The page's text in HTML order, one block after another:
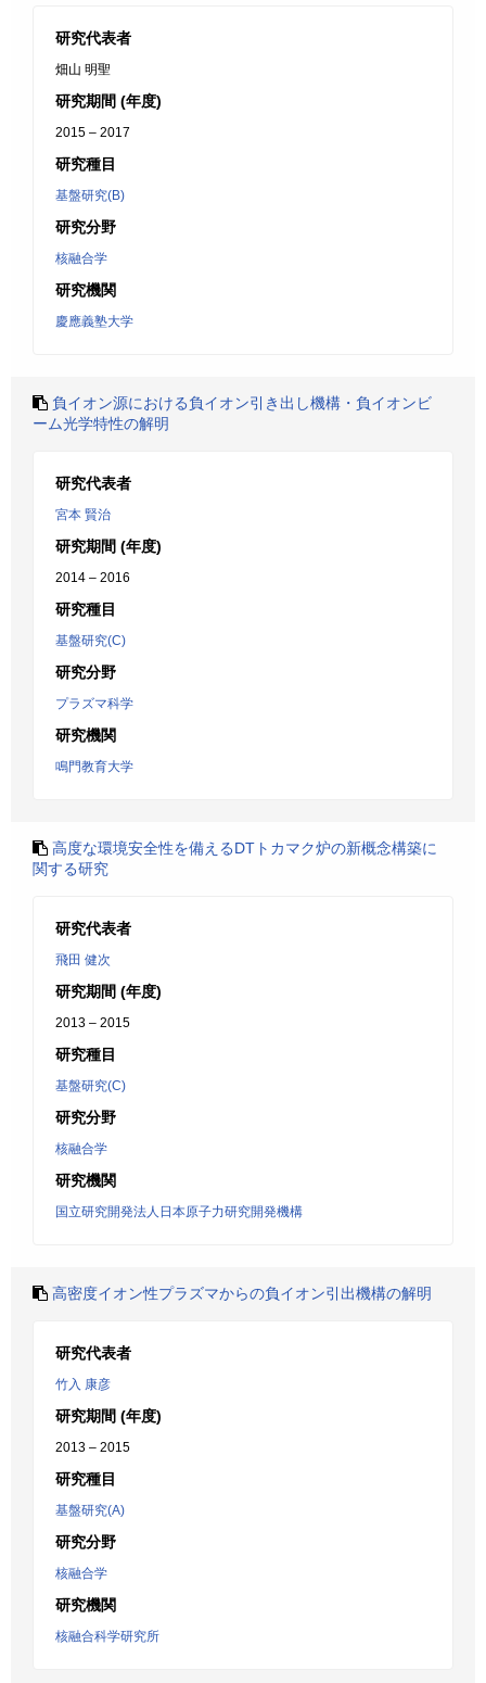
研究代表者
畑山 明聖
研究期間 (年度)
2015 – 2017
研究種目
基盤研究(B)
研究分野
核融合学
研究機関
慶應義塾大学
負イオン源における負イオン引き出し機構・負イオンビ
ーム光学特性の解明
研究代表者
宮本 賢治
研究期間 (年度)
2014 – 2016
研究種目
基盤研究(C)
研究分野
プラズマ科学
研究機関
鳴門教育大学
高度な環境安全性を備えるDTトカマク炉の新概念構築に
関する研究
研究代表者
飛田 健次
研究期間 (年度)
2013 – 2015
研究種目
基盤研究(C)
研究分野
核融合学
研究機関
国立研究開発法人日本原子力研究開発機構
高密度イオン性プラズマからの負イオン引出機構の解明
研究代表者
竹入 康彦
研究期間 (年度)
2013 – 2015
研究種目
基盤研究(A)
研究分野
核融合学
研究機関
核融合科学研究所